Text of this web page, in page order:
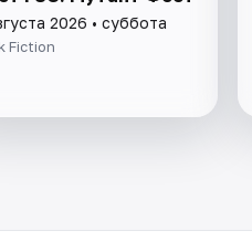
2026 • суббота
Fiction